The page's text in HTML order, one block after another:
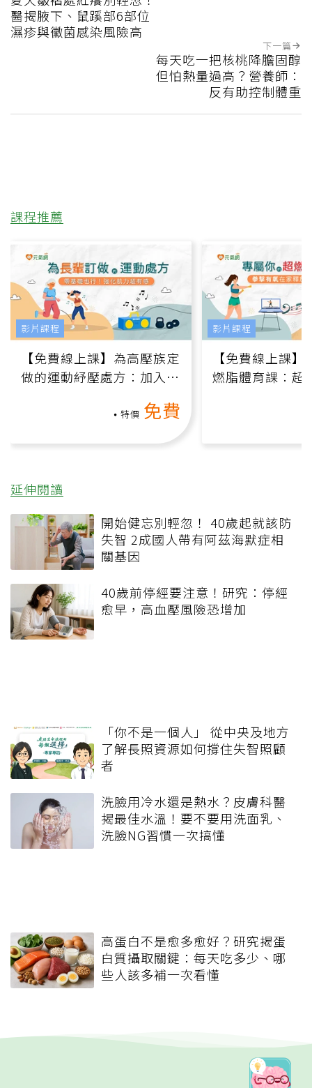
醫揭腋下、鼠蹊部6部位
濕疹與黴菌感染風險高
下一篇
每天吃一把核桃降膽固醇
但怕熱量過高？營養師：
反有助控制體重
課程推薦
【免費線上課】為高壓族定
做的運動紓壓處方：加入行
特價 免費
影片課程
【免費線上課
燃脂體育課：超
影片課程
延伸閱讀
開始健忘別輕忽！ 40歲起就該防
失智 2成國人帶有阿茲海默症相
關基因
40歲前停經要注意！研究：停經
愈早，高血壓風險恐增加
「你不是一個人」 從中央及地方
了解長照資源如何撐住失智照顧
者
洗臉用冷水還是熱水？皮膚科醫
揭最佳水溫！要不要用洗面乳、
洗臉NG習慣一次搞懂
高蛋白不是愈多愈好？研究揭蛋
白質攝取關鍵：每天吃多少、哪
些人該多補一次看懂